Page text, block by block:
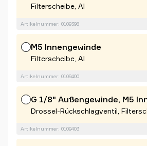
Filterscheibe, Al
Artikelnummer: 0109398
M5 Innengewinde
Filterscheibe, Al
Artikelnummer: 0109400
G 1/8" Außengewinde, M5
Drossel-Rückschlagventil,
Artikelnummer: 0109403